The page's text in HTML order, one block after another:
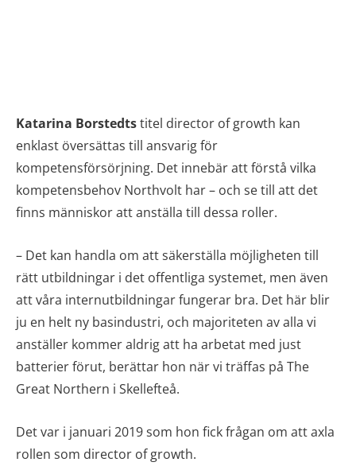
Katarina Borstedtstitel director of growth kan
enklast översättas till ansvarig för
kompetensförsörjning. Det innebär att förstå vilka
kompetensbehov Northvolt har – och se till att det
finns människor att anställa till dessa roller.
– Det kan handla om att säkerställa möjligheten till
rätt utbildningar i det offentliga systemet, men även
att våra internutbildningar fungerar bra. Det här blir
ju en helt ny basindustri, och majoriteten av alla vi
anställer kommer aldrig att ha arbetat med just
batterier förut, berättar hon när vi träffas på The
Great Northern i Skellefteå.
Det var i januari 2019 som hon fick frågan om att axla
rollen som director of growth.